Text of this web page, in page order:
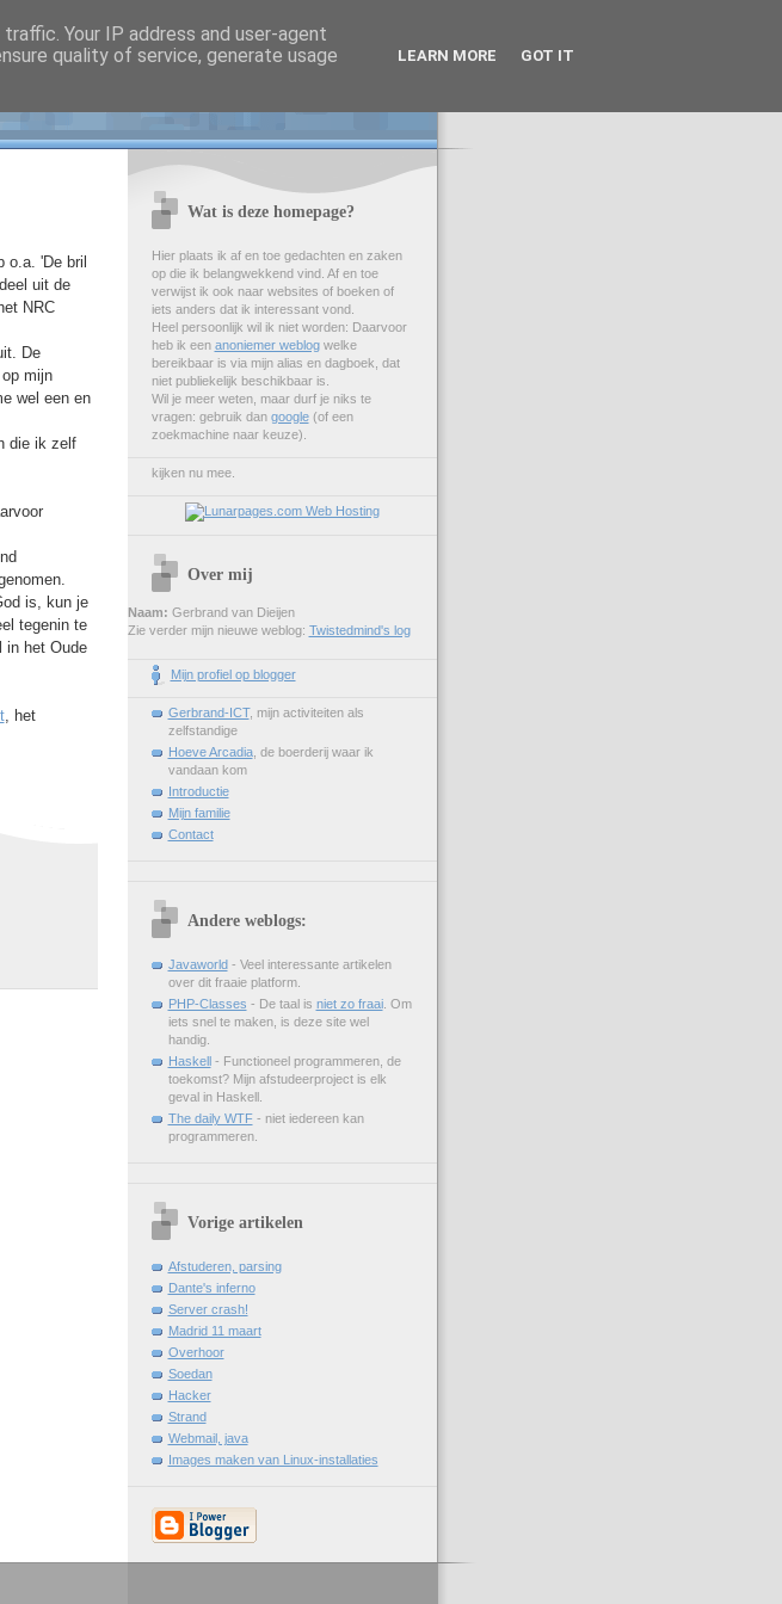
o.a. 'De bril
uit de
NRC
De
mijn
wel een en
die ik zelf
is, kun je
tegenin te
in het Oude
, het
Wat is deze homepage?
Hier plaats ik af en toe gedachten en zaken
op die ik belangwekkend vind. Af en toe
verwijst ik ook naar websites of boeken of
iets anders dat ik interessant vond.
Heel persoonlijk wil ik niet worden: Daarvoor
heb ik een anoniemer weblogwelke
bereikbaar is via mijn alias en dagboek, dat
niet publiekelijk beschikbaar is.
Wil je meer weten, maar durf je niks te
vragen: gebruik dan google(of een
zoekmachine naar keuze).
kijken nu mee.
Over mij
Naam: Gerbrand van Dieijen
Zie verder mijn nieuwe weblog: Twistedmind's log
Mijn profiel op blogger
Gerbrand-ICT, mijn activiteiten als
zelfstandige
Hoeve Arcadia, de boerderij waar ik
vandaan kom
Introductie
Mijn familie
Contact
Andere weblogs:
Javaworld - Veel interessante artikelen
over dit fraaie platform.
PHP-Classes - De taal is niet zo fraai. Om
iets snel te maken, is deze site wel
handig.
Haskell - Functioneel programmeren, de
toekomst? Mijn afstudeerproject is elk
geval in Haskell.
The daily WTF- niet iedereen kan
programmeren.
Vorige artikelen
Afstuderen, parsing
Dante's inferno
Server crash!
Madrid 11 maart
Overhoor
Soedan
Hacker
Strand
Webmail, java
Images maken van Linux-installaties
Your IP address and user-agent
quality of service, generate usage
LEARN MORE GOT IT